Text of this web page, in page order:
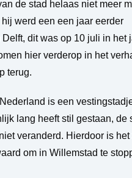
de stad helaas niet meer
werd een een jaar eerder
dit was op 10 juli in het
hier verderop in het
terug.
is een
lang heeft stil gestaan, de
veranderd. Hierdoor is het
om in Willemstad te